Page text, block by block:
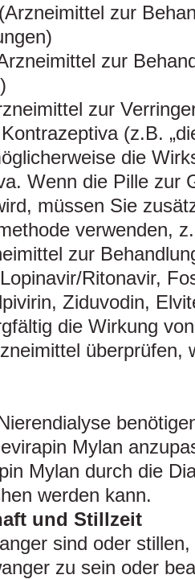
zur
zur
zur
(z.B.
die
Wenn die Pille zur
müssen Sie
verwenden,
zur
Ritonavir,
Ziduvodin,
die Wirkung
überprüfen,
Mylan
Mylan durch die
werden kann.
und Stillzeit
sind oder
zu sein oder